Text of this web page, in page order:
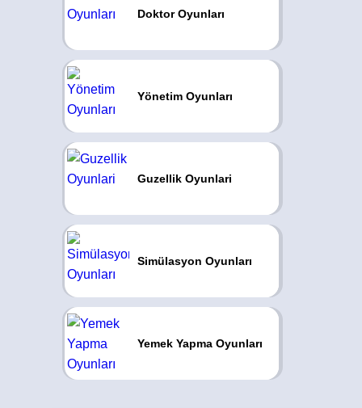
Doktor Oyunları
Yönetim Oyunları
Guzellik Oyunlari
Simülasyon Oyunları
Yemek Yapma Oyunları